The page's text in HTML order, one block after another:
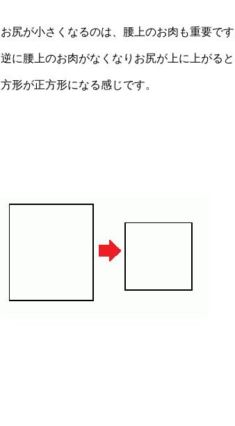
お尻が小さくなるのは、腰上のお肉も重要で
逆に腰上のお肉がなくなりお尻が上に上がる
方形が正方形になる感じです。